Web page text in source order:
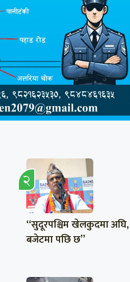
“सुदूरपश्चिम खेलकुदमा अघि,
बजेटमा पछि छ”